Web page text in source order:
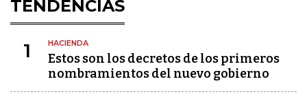
TENDENCIAS
1 HACIENDA
Estos son los decretos de los primeros
nombramientos del nuevo gobierno